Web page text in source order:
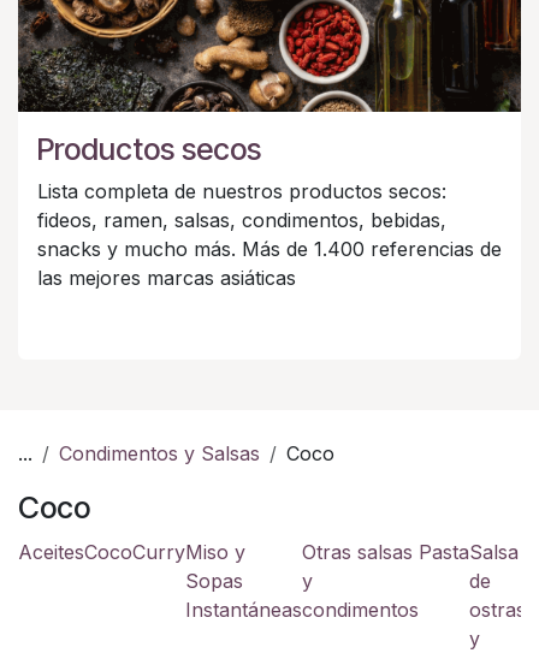
Productos secos
Lista completa de nuestros productos secos:
fideos, ramen, salsas, condimentos, bebidas,
snacks y mucho más. Más de 1.400 referencias de
las mejores marcas asiáticas
... Condimentos y Salsas Coco
Coco
AceitesCocoCurryMiso y
Sopas
Instantáneas
Otras salsas
y
condimentos
PastaSalsa
de
ostras
y